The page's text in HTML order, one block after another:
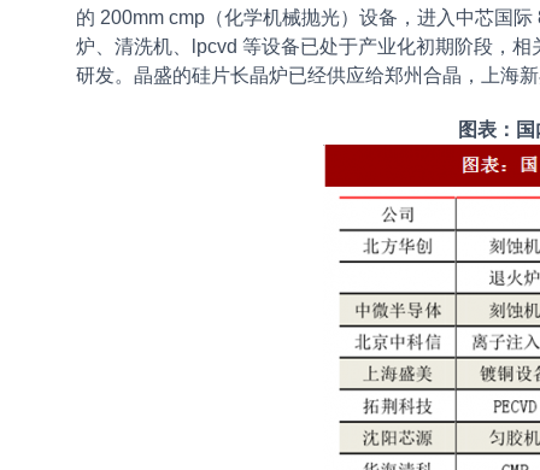
的 200mm cmp（化学机械抛光）设备，进入中芯国
炉、清洗机、lpcvd 等设备已处于产业化初期阶段，
研发。晶盛的硅片长晶炉已经供应给郑州合晶，上海
图表：